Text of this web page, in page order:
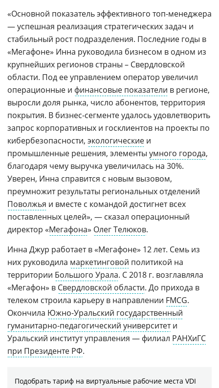
«Основной показатель эффективного топ-менеджера
— успешная реализация стратегических задач и
стабильный рост подразделения. Последние годы в
«Мегафоне» Инна руководила бизнесом в одном из
крупнейших регионов страны – Свердловской
области. Под ее управлением оператор увеличил
операционные и финансовые показатели в регионе,
выросли доля рынка, число абонентов, территория
покрытия. В бизнес-сегменте удалось удовлетворить
запрос корпоративных и госклиентов на проекты по
кибербезопасности, экологические и
промышленные решения, элементы умного города,
благодаря чему выручка увеличилась на 30%.
Уверен, Инна справится с новым вызовом,
преумножит результаты региональных отделений
Поволжья и вместе с командой достигнет всех
поставленных целей», — сказал операционный
директор «Мегафона» Олег Телюков.
Инна Джур работает в «Мегафоне» 12 лет. Семь из
них руководила маркетинговой политикой на
территории Большого Урала. С 2018 г. возглавляла
«Мегафон» в Свердловской области. До прихода в
телеком строила карьеру в направлении FMCG.
Окончила Южно-Уральский государственный
гуманитарно-педагогический университети
Уральский институт управления — филиал РАНХиГС
при Президенте РФ.
Подобрать тариф на виртуальные рабочие места VDI